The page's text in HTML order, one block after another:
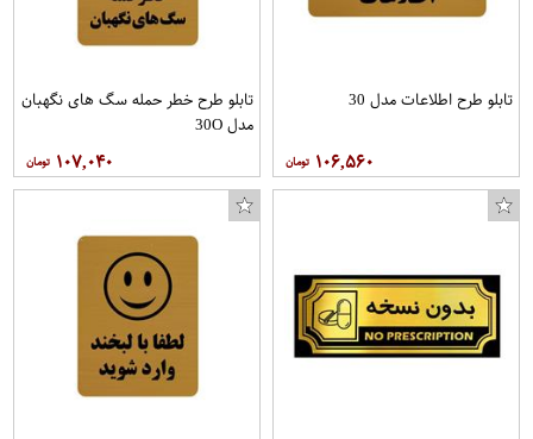
تابلو طرح اطلاعات مدل 30
۱۰۶,۵۶۰
تابلو طرح خطر حمله سگ های نگهبان
مدل 30O
۱۰۷,۰۴۰